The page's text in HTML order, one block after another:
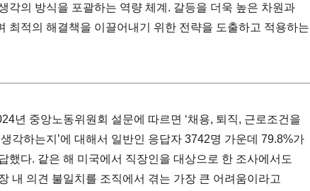
각의 방식을 포괄하는 역량 체계. 갈등을 더욱 높은 차원과
최적의 해결책을 이끌어내기 위한 전략을 도출하고 적용하는
년 중앙노동위원회 설문에 따르면 ‘채용, 퇴직, 근로조건을
각하는지’에 대해서 일반인 응답자 3742명 가운데 79.8%가
답했다. 같은 해 미국에서 직장인을 대상으로 한 조사에서도
내 의견 불일치를 조직에서 겪는 가장 큰 어려움이라고